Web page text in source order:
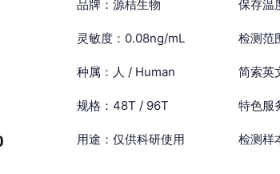
品牌：源桔生物 保存
灵敏度：0.08ng/mL 检测范
种属：人 / Human 简索英
规格：48T / 96T 特色服
用途：仅供科研使用 检测样